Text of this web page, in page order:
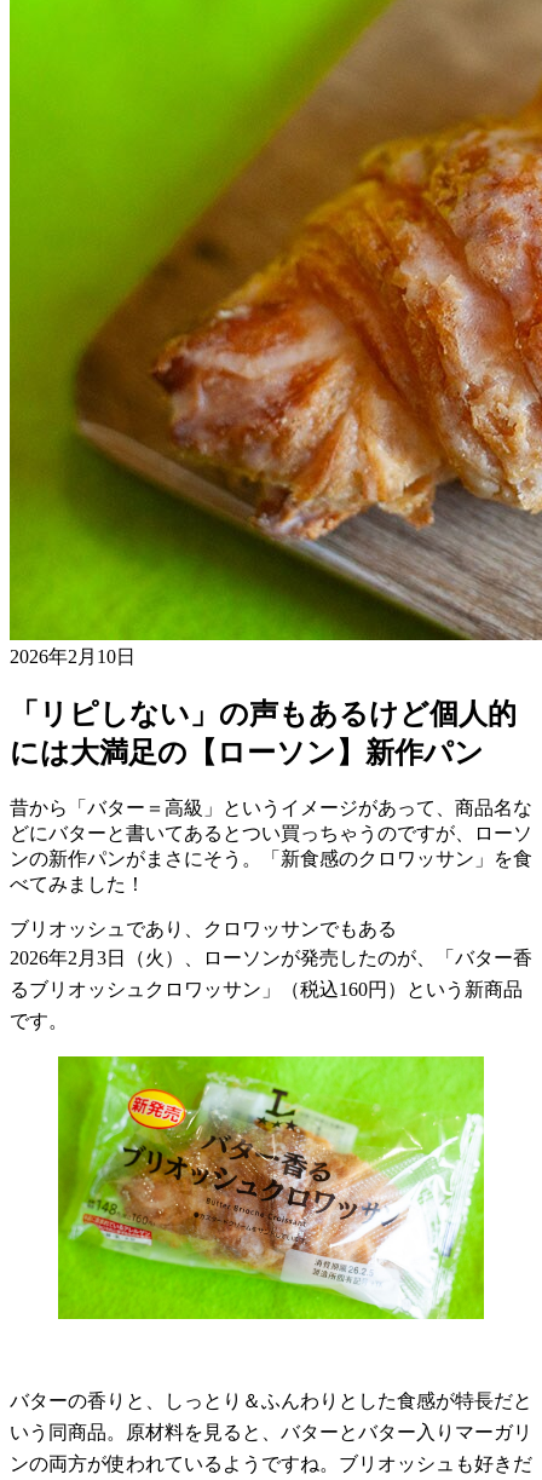
2026年2月10日
「リピしない」の声もあるけど個人的
には大満足の【ローソン】新作パン
昔から「バター＝高級」というイメージがあって、商品名な
どにバターと書いてあるとつい買っちゃうのですが、ローソ
ンの新作パンがまさにそう。「新食感のクロワッサン」を食
べてみました！
ブリオッシュであり、クロワッサンでもある
2026年2 月 3日（火）、ローソンが発売したのが、「バター香
るブリオッシュクロワッサン」（税込160円）という新商品
です。
バターの香りと、しっとり＆ふんわりとした食感が特長だと
いう同商品。原材料を見ると、バターとバター入りマーガリ
ンの両方が使われているようですね。ブリオッシュも好きだ